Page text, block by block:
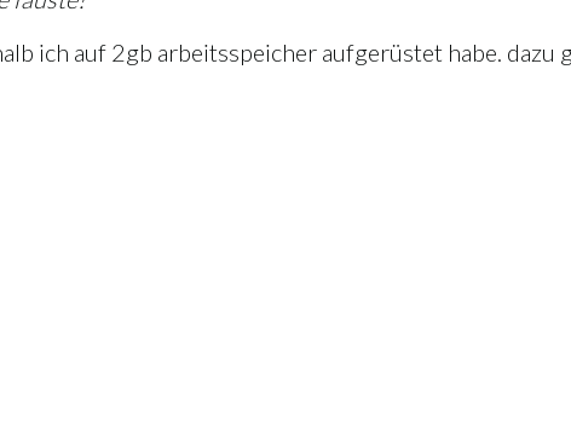
ich auf 2gb arbeitsspeicher aufgerüstet habe.